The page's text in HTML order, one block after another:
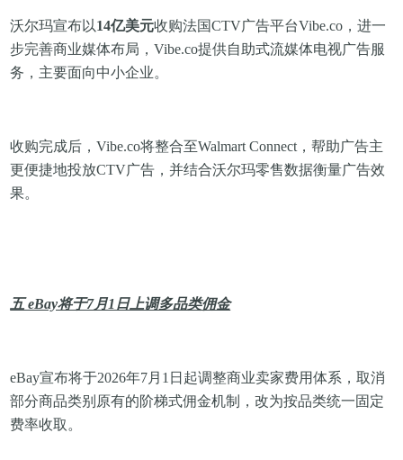
沃尔玛宣布以14亿美元收购法国CTV广告平台Vibe.co，进一
步完善商业媒体布局，Vibe.co提供自助式流媒体电视广告服
务，主要面向中小企业。
收购完成后，Vibe.co将整合至Walmart Connect，帮助广告主
更便捷地投放CTV广告，并结合沃尔玛零售数据衡量广告效
果。
五 eBay将于7月1日上调多品类佣金
eBay宣布将于2026年7月1日起调整商业卖家费用体系，取消
部分商品类别原有的阶梯式佣金机制，改为按品类统一固定
费率收取。